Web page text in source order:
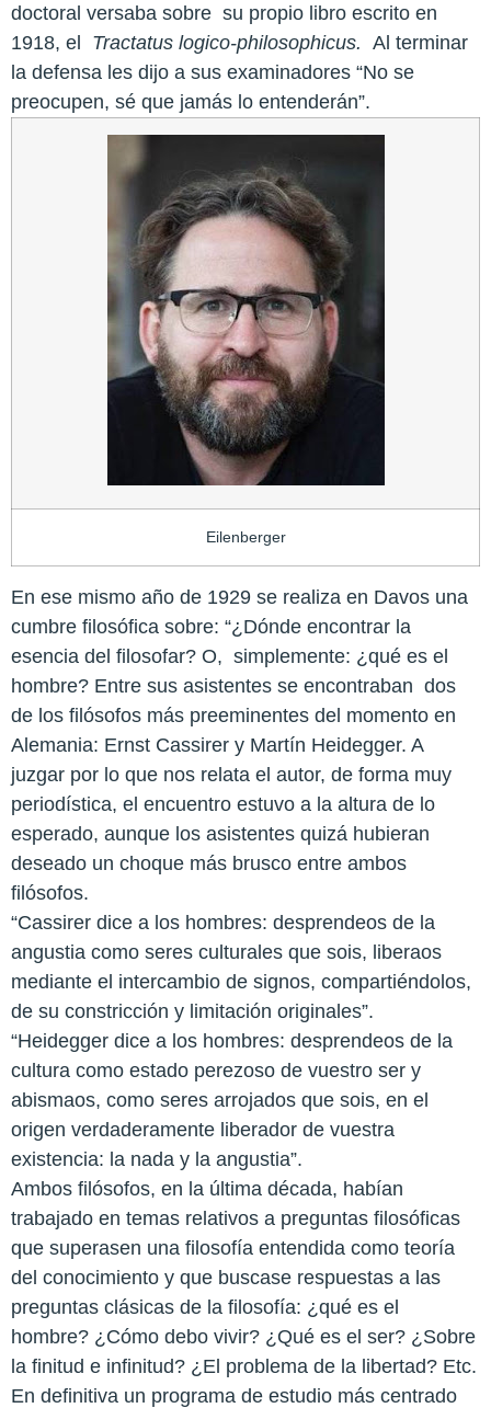
doctoral versaba sobre su propio libro escrito en
1918, el Tractatus logico-philosophicus. Al terminar
la defensa les dijo a sus examinadores “No se
preocupen, sé que jamás lo entenderán”.
Eilenberger
En ese mismo año de 1929 se realiza en Davos una
cumbre filosófica sobre: “¿Dónde encontrar la
esencia del filosofar? O, simplemente: ¿qué es el
hombre? Entre sus asistentes se encontraban dos
de los filósofos más preeminentes del momento en
Alemania: Ernst Cassirer y Martín Heidegger. A
juzgar por lo que nos relata el autor, de forma muy
periodística, el encuentro estuvo a la altura de lo
esperado, aunque los asistentes quizá hubieran
deseado un choque más brusco entre ambos
filósofos.
“Cassirer dice a los hombres: desprendeos de la
angustia como seres culturales que sois, liberaos
mediante el intercambio de signos, compartiéndolos,
de su constricción y limitación originales”.
“Heidegger dice a los hombres: desprendeos de la
cultura como estado perezoso de vuestro ser y
abismaos, como seres arrojados que sois, en el
origen verdaderamente liberador de vuestra
existencia: la nada y la angustia”.
Ambos filósofos, en la última década, habían
trabajado en temas relativos a preguntas filosóficas
que superasen una filosofía entendida como teoría
del conocimiento y que buscase respuestas a las
preguntas clásicas de la filosofía: ¿qué es el
hombre? ¿Cómo debo vivir? ¿Qué es el ser? ¿Sobre
la finitud e infinitud? ¿El problema de la libertad? Etc.
En definitiva un programa de estudio más centrado